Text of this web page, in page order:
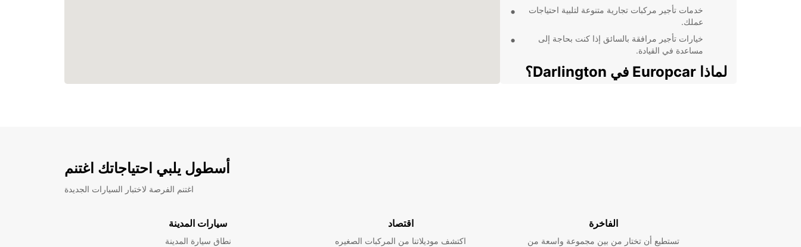
خدمات تأجير مركبات تجارية متنوعة لتلبية احتياجات
عملك.
خيارات تأجير مرافقة بالسائق إذا كنت بحاجة إلى
مساعدة في القيادة.
لماذا Europcar في Darlington؟
أسطول يلبي احتياجاتك اغتنم
اغتنم الفرصة لاختبار السيارات الجديدة
سيارات المدينة
نطاق سيارة المدينة
اقتصاد
اكتشف موديلاتنا من المركبات الصغيره
الفاخرة
تستطيع أن تختار من بين مجموعة واسعة من